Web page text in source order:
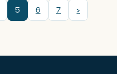
5 6 7 ›